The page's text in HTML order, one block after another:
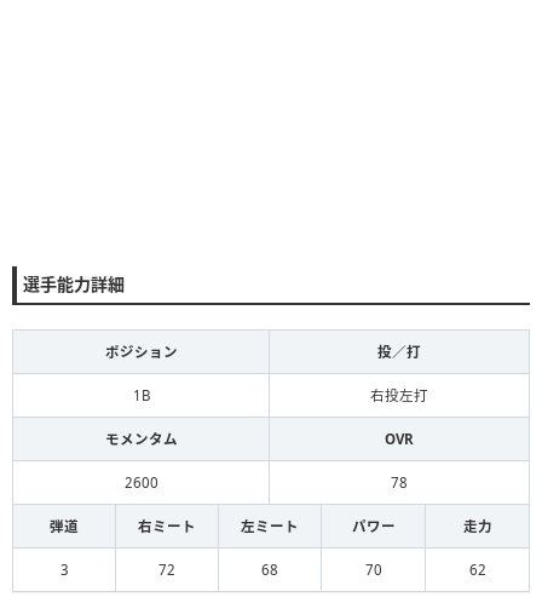
選手能力詳細
ポジション 投／打
1B 右投左打
モメンタム OVR
2600 78
弾道 右ミート 左ミート パワー 走力
3 72 68 70 62